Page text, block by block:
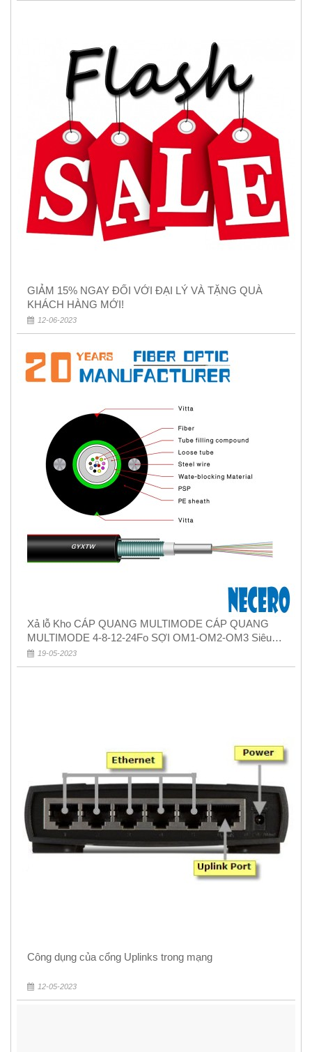
GIẢM 15% NGAY ĐỐI VỚI ĐẠI LÝ VÀ TẶNG QUÀ
KHÁCH HÀNG MỚI!
12-06-2023
Xả lỗ Kho CÁP QUANG MULTIMODE CÁP QUANG
MULTIMODE 4-8-12-24Fo SỢI OM1-OM2-OM3 Siêu
Rẻ 5k
19-05-2023
Công dụng của cổng Uplinks trong mạng
12-05-2023